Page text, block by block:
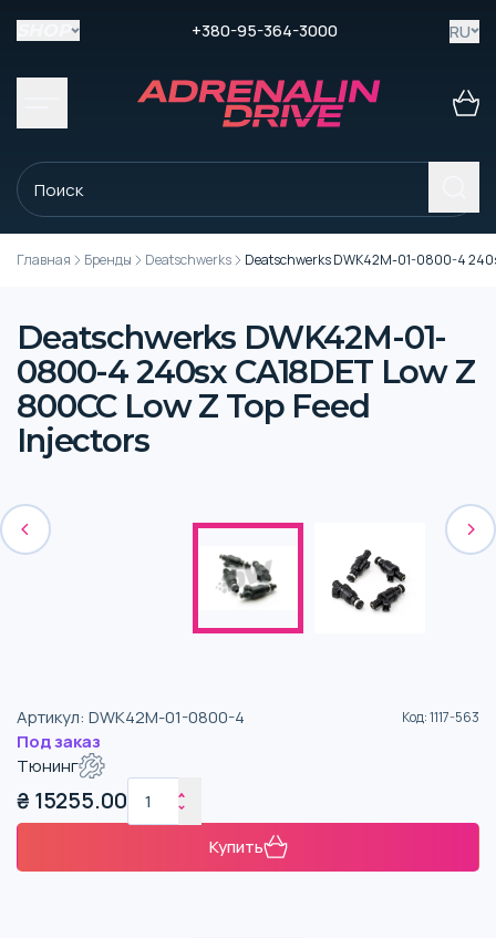
+380-95-364-3000 RU
Главная Бренды Deatschwerks Deatschwerks DWK42M-01-0800-4
Deatschwerks DWK42M-01-
0800-4 240sx CA18DET Low Z
800CC Low Z Top Feed
Injectors
Артикул: DWK42M-01-0800-4 Код:1117-563
Под заказ
Тюнинг
₴ 15255.00
Купить